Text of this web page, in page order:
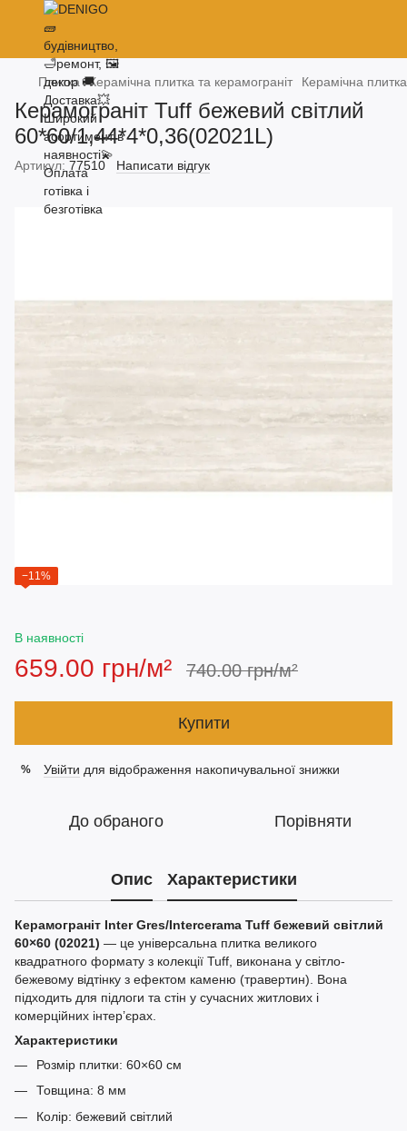
Плитка Керамічна плитка та керамограніт Керамічна
Керамограніт Tuff бежевий світлий
60*60/1,44*4*0,36(02021L)
Артикул: 77510 Написати відгук
−11%
В наявності
659.00 грн/м² 740.00 грн/м²
Купити
% Увійти для відображення накопичувальної знижки
До обраного Порівняти
Опис Характеристики
Керамограніт Inter Gres/Intercerama Tuff бежевий світлий
60×60 (02021) — це універсальна плитка великого
квадратного формату з колекції Tuff, виконана у світло-
бежевому відтінку з ефектом каменю (травертин). Вона
підходить для підлоги та стін у сучасних житлових і
комерційних інтер’єрах.
Характеристики
Розмір плитки: 60×60 см
Товщина: 8 мм
Колір: бежевий світлий